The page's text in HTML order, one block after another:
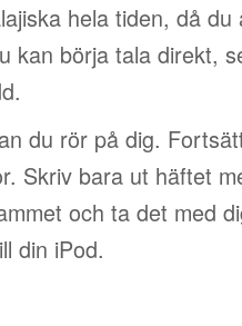
hela tiden, då
kan börja tala direkt,
du rör på dig.
Skriv bara ut häftet
och ta det med
din iPod.